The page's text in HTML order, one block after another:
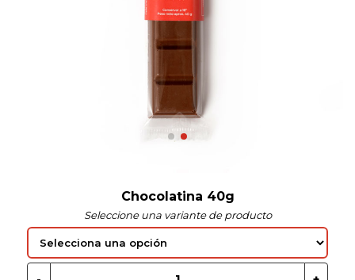
Chocolatina 40g
Seleccione una variante de producto